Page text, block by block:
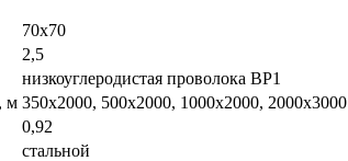
70х70
2,5
низкоуглеродистая проволока ВР1
м 350х2000, 500х2000, 1000х2000, 2000х3000
0,92
стальной